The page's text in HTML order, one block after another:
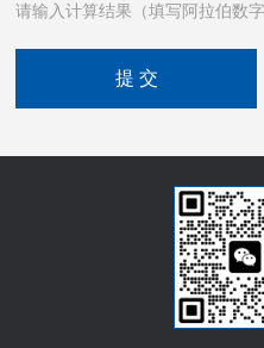
请输入计算结果（填写阿拉伯数